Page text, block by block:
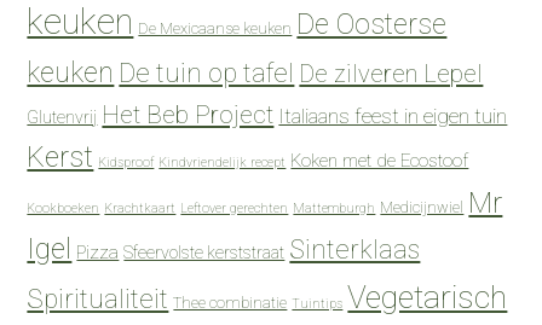
keuken De Mexicaanse keuken De Oosterse
keuken De tuin op tafel De zilveren Lepel
Glutenvrij Het Beb Project Italiaans feest in eigen tuin
Kerst Kidsproof Kindvriendelijk recept Koken met de Ecostoof
Kookboeken Krachtkaart Leftover gerechten Mattemburgh Medicijnwiel Mr
Igel
Pizza Sfeervolste kerststraat Sinterklaas
Spiritualiteit Thee combinatie Tuintips Vegetarisch